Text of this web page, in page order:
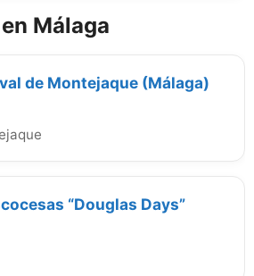
Málaga
de Montejaque (Málaga)
“Douglas Days”